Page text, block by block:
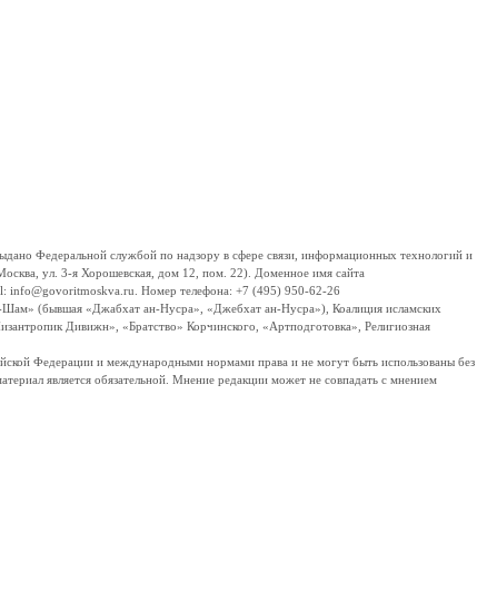
Федеральной службой по надзору в сфере связи, информационных технологий и
ул. 3-я Хорошевская, дом 12, пом. 22). Доменное имя сайта
info@govoritmoskva.ru. Номер телефона: +7 (495) 950-62-26
(бывшая «Джабхат ан-Нусра», «Джебхат ан-Нусра»), Коалиция исламских
Дивижн», «Братство» Корчинского, «Артподготовка», Религиозная
Федерации и международными нормами права и не могут быть использованы без
является обязательной. Мнение редакции может не совпадать с мнением